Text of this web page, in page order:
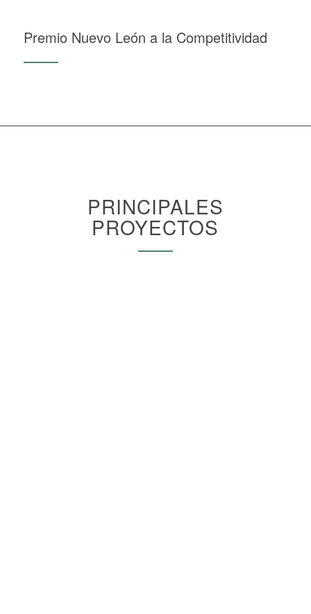
Premio Nuevo León a la Competitividad
PRINCIPALES
PROYECTOS